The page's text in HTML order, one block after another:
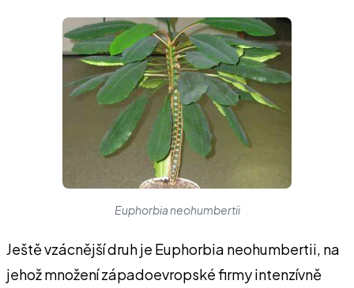
Euphorbia neohumbertii
Ještě vzácnější druh je Euphorbia neohumbertii, na
jehož množení západoevropské firmy intenzívně